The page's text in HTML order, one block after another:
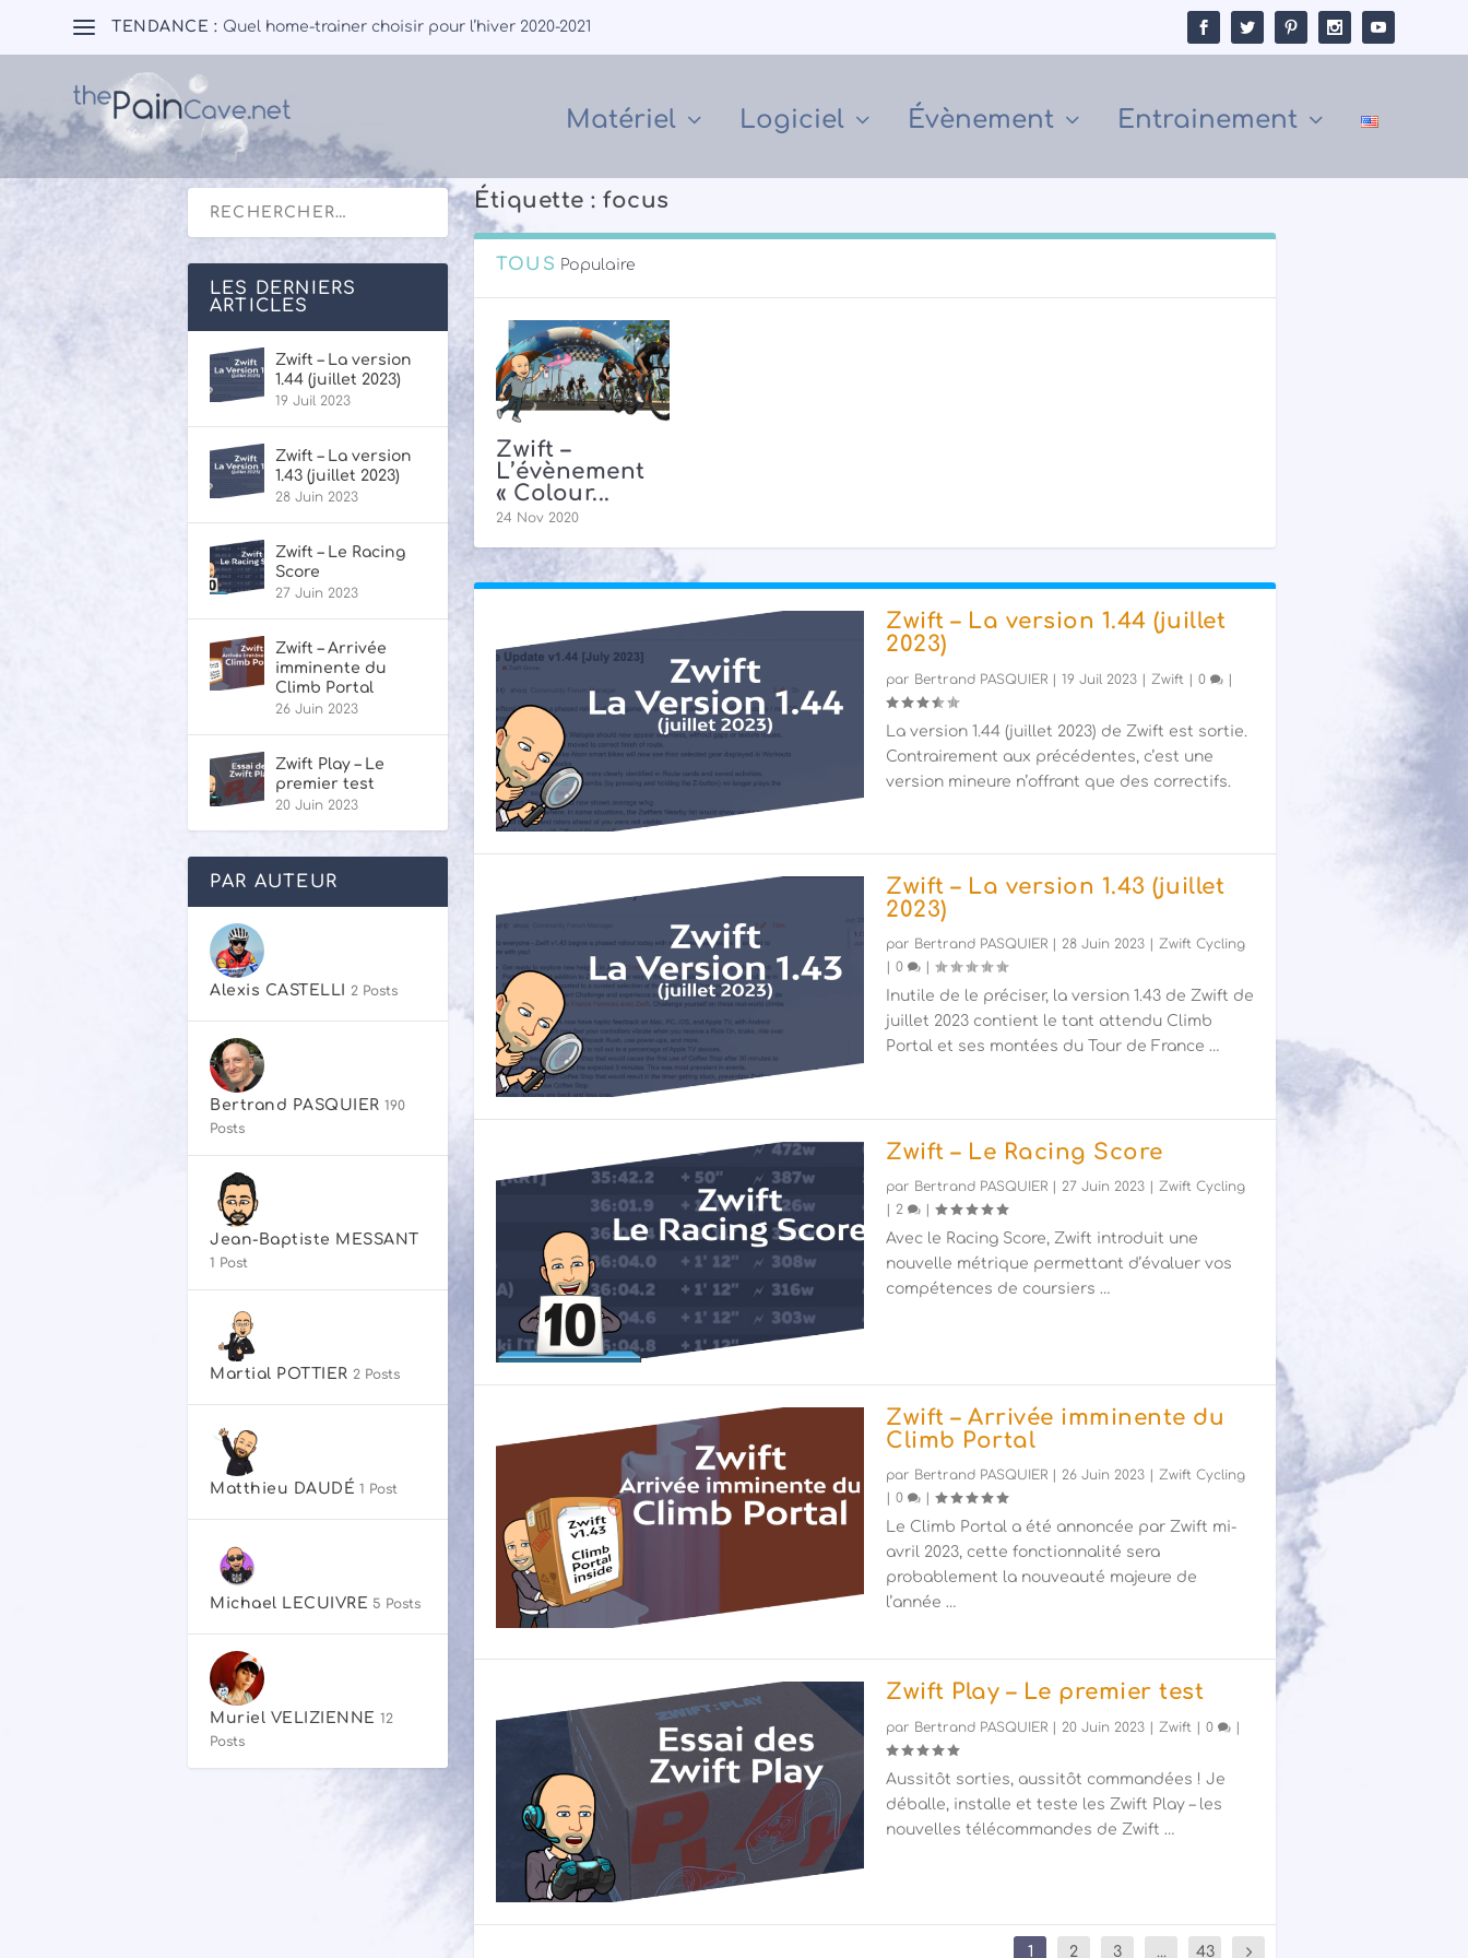
TENDANCE : Quel home-trainer choisir pour l’hiver 2020-2021
Matériel Logiciel Évènement Entrainement
Étiquette : focus
TOUS Populaire
Zwift –
L’évènement
« Colour...
24 Nov 2020
Zwift – La version 1.44 (juillet
2023)
par Bertrand PASQUIER | 19 Juil 2023 | Zwift | 0 |
La version 1.44 (juillet 2023) de Zwift est sortie.
Contrairement aux précédentes, c’est une
version mineure n’offrant que des correctifs.
Zwift – La version 1.43 (juillet
2023)
par Bertrand PASQUIER | 28 Juin 2023 | Zwift Cycling
| 0 |
Inutile de le préciser, la version 1.43 de Zwift de
juillet 2023 contient le tant attendu Climb
Portal et ses montées du Tour de France …
Zwift – Le Racing Score
par Bertrand PASQUIER | 27 Juin 2023 | Zwift Cycling
| 2 |
Avec le Racing Score, Zwift introduit une
nouvelle métrique permettant d’évaluer vos
compétences de coursiers …
Zwift – Arrivée imminente du
Climb Portal
par Bertrand PASQUIER 26 Juin 2023
Zwift Cycling
0
Le Climb Portal a été annoncée par Zwift mi-
avril 2023, cette fonctionnalité sera
probablement la nouveauté majeure de
l’année …
Zwift Play – Le premier test
par Bertrand PASQUIER 20 Juin 2023 Zwift 0
Aussitôt sorties, aussitôt commandées ! Je
déballe, installe et teste les Zwift Play – les
nouvelles télécommandes de Zwift …
1 2 3 ... 43
LES DERNIERS
ARTICLES
Zwift – La version
1.44 (juillet 2023)
19 Juil 2023
Zwift – La version
1.43 (juillet 2023)
28 Juin 2023
Zwift – Le Racing
Score
27 Juin 2023
Zwift – Arrivée
imminente du
Climb Portal
26 Juin 2023
Zwift Play – Le
premier test
20 Juin 2023
PAR AUTEUR
Alexis CASTELLI 2 Posts
Bertrand PASQUIER 190
Posts
Jean-Baptiste MESSANT
1 Post
Martial POTTIER 2 Posts
Matthieu DAUDÉ 1 Post
Michael LECUIVRE 5 Posts
Muriel VELIZIENNE 12
Posts